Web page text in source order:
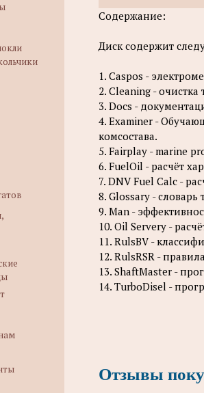
Содержание:
Диск содержит
1. Caspos -
2. Cleaning - очистка
3. Docs -
4. Examiner -
комсостава.
5. Fairplay - marine
6. FuelOil - расчёт
7. DNV Fuel Calc -
8. Glossary -
9. Man -
10. Oil Servery -
11. RulsBV -
12. RulsRSR -
13. ShaftMaster -
14. TurboDisel -
Отзывы